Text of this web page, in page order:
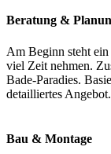
Beratung &
Am Beginn steht
viel Zeit nehmen.
Bade-Paradies.
detailliertes Angebot.
Bau & Montage